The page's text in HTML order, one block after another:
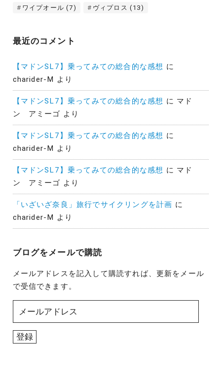
ワイプオール (7) ヴィプロス (13)
最近のコメント
【マドンSL7】乗ってみての総合的な感想 に
charider-M より
【マドンSL7】乗ってみての総合的な感想 に マド
ン アミーゴ より
【マドンSL7】乗ってみての総合的な感想 に
charider-M より
【マドンSL7】乗ってみての総合的な感想 に マド
ン アミーゴ より
「いざいざ奈良」旅行でサイクリングを計画 に
charider-M より
ブログをメールで購読
メールアドレスを記入して購読すれば、更新をメール
で受信できます。
ル
ア
登録